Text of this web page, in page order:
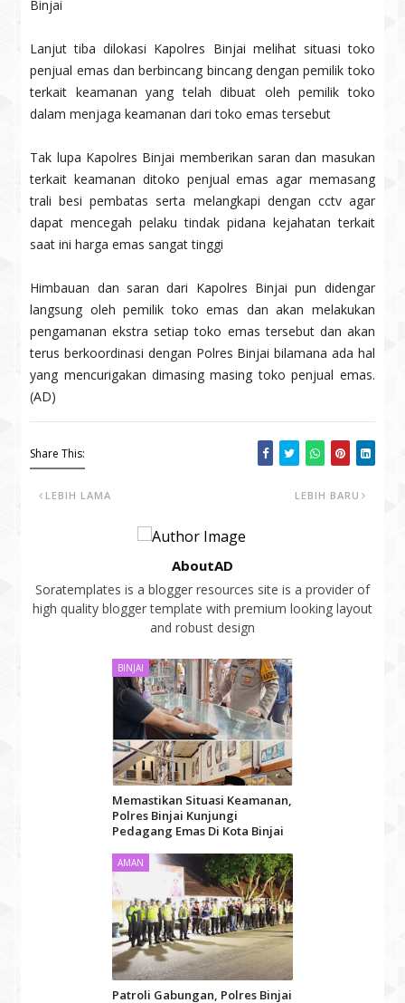
Binjai
Lanjut tiba dilokasi Kapolres Binjai melihat situasi toko
penjual emas dan berbincang bincang dengan pemilik toko
terkait keamanan yang telah dibuat oleh pemilik toko
dalam menjaga keamanan dari toko emas tersebut
Tak lupa Kapolres Binjai memberikan saran dan masukan
terkait keamanan ditoko penjual emas agar memasang
trali besi pembatas serta melangkapi dengan cctv agar
dapat mencegah pelaku tindak pidana kejahatan terkait
saat ini harga emas sangat tinggi
Himbauan dan saran dari Kapolres Binjai pun didengar
langsung oleh pemilik toko emas dan akan melakukan
pengamanan ekstra setiap toko emas tersebut dan akan
terus berkoordinasi dengan Polres Binjai bilamana ada hal
yang mencurigakan dimasing masing toko penjual emas.
(AD)
Share This:
LEBIH BARU
LEBIH LAMA
AboutAD
Soratemplates is a blogger resources site is a provider of
high quality blogger template with premium looking layout
and robust design
BINJAI
Memastikan Situasi Keamanan,
Polres Binjai Kunjungi
Pedagang Emas Di Kota Binjai
AMAN
Patroli Gabungan, Polres Binjai